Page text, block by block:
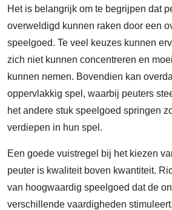
Het is belangrijk om te begrijpen dat
overweldigd kunnen raken door een
speelgoed. Te veel keuzes kunnen
zich niet kunnen concentreren en
kunnen nemen. Bovendien kan
oppervlakkig spel, waarbij peuters
het andere stuk speelgoed springen
verdiepen in hun spel.
Een goede vuistregel bij het kiezen
peuter is kwaliteit boven kwantiteit.
van hoogwaardig speelgoed dat de
verschillende vaardigheden